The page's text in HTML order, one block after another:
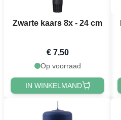
Zwarte kaars 8x - 24 cm
€ 7,50
Op voorraad
IN WINKELMAND